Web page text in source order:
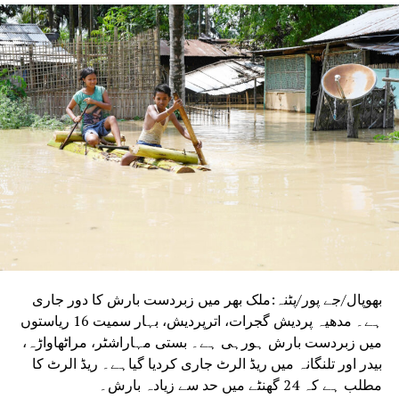
احمد آباد میں 450 سے زائد بزرگ نے اپنے بچوں کے خلاف
کیلئے دائر کیا کیس
DON'T MISS
پیوش گوئل نے خطے میں جنگ بندی کے اعلان کے بعد کویتی
ہم منصب سے کی بات
بھوپال/جے پور/پٹنہ:ملک بھر میں زبردست بارش کا دور جاری
ہے۔ مدھیہ پردیش گجرات، اترپردیش، بہار سمیت 16 ریاستوں
میں زبردست بارش ہورہی ہے۔ بستی مہاراشٹر، مراٹھاواڑہ،
بیدر اور تلنگانہ میں ریڈ الرٹ جاری کردیا گیاہے۔ ریڈ الرٹ کا
مطلب ہے کہ 24 گھنٹے میں حد سے زیادہ بارش۔